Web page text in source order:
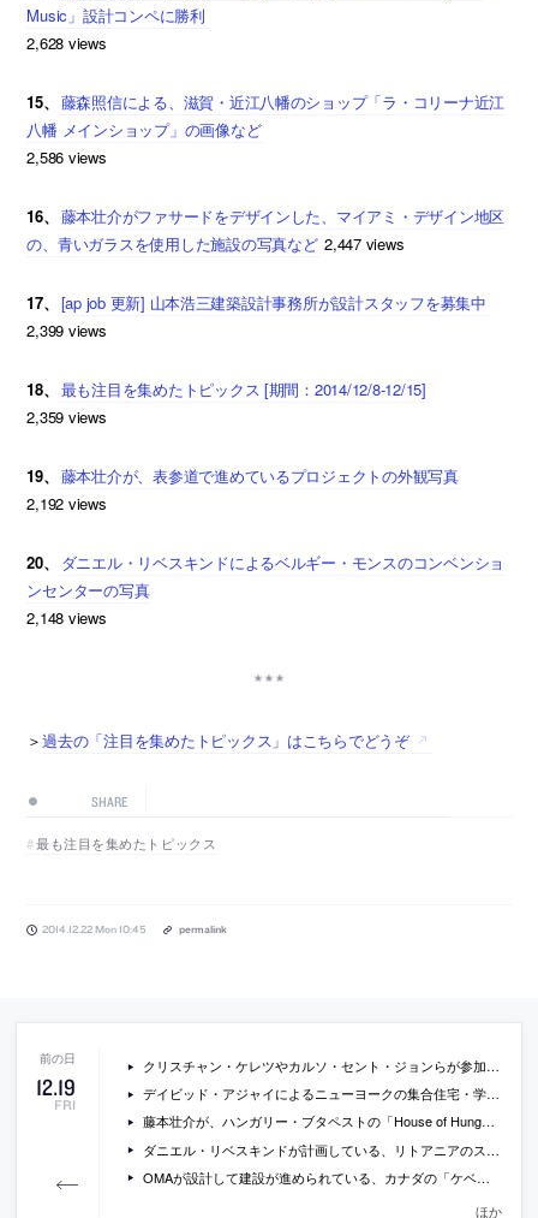
Music」設計コンペに勝利
2,628 views
15、
藤森照信による、滋賀・近江八幡のショップ「ラ・コリーナ近江
八幡 メインショップ」の画像など
2,586 views
16、
藤本壮介がファサードをデザインした、マイアミ・デザイン地区
の、青いガラスを使用した施設の写真など 2,447 views
17、
[ap job 更新] 山本浩三建築設計事務所が設計スタッフを募集中
2,399 views
18、
最も注目を集めたトピックス [期間：2014/12/8-12/15]
2,359 views
19、
藤本壮介が、表参道で進めているプロジェクトの外観写真
2,192 views
20、
ダニエル・リベスキンドによるベルギー・モンスのコンベンショ
ンセンターの写真
2,148 views
＞過去の「注目を集めたトピックス」はこちらでどうぞ
SHARE
最も注目を集めたトピックス
2014.12.22 Mon 10:45 permalink
12.19
FRI
クリスチャン・ケレツやカルソ・セント・ジョンらが参加した、ケルン大聖堂脇にシティ・センターを計画するアイデアコンペの提案の画像など
デイビッド・アジャイによるニューヨークの集合住宅・学校・美術館の複合施設「Sugar Hill Development」の写真など
藤本壮介が、ハンガリー・ブタペストの「House of Hungarian Music」設計コンペに勝利
ダニエル・リベスキンドが計画している、リトアニアのスキー場の新施設の画像
OMAが設計して建設が進められている、カナダの「ケベック国立美術館」の現場写真
ほか